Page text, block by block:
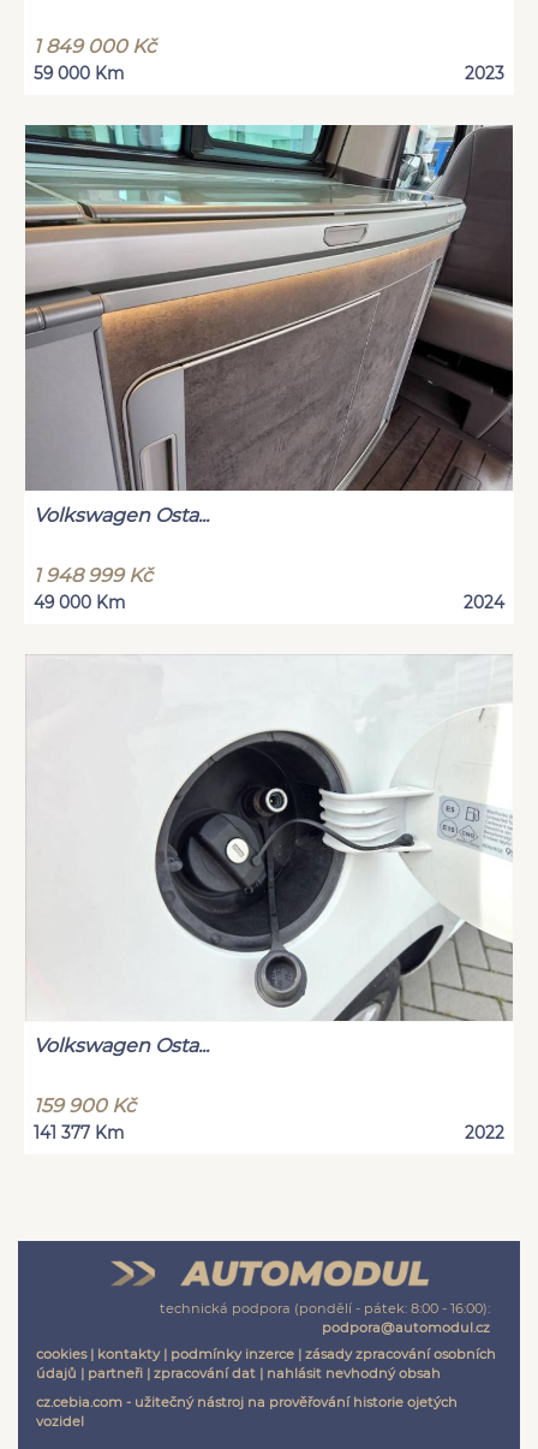
1 849 000 Kč
59 000 Km 2023
Volkswagen Osta...
1 948 999 Kč
49 000 Km 2024
Volkswagen Osta...
159 900 Kč
141 377 Km 2022
technická podpora (pondělí - pátek: 8:00 - 16:00):
podpora@automodul.cz
cookies| kontakty| podmínky inzerce | zásady zpracování osobních
údajů | partneři | zpracování dat | nahlásit nevhodný obsah
cz.cebia.com - užitečný nástroj na prověřování historie ojetých
vozidel